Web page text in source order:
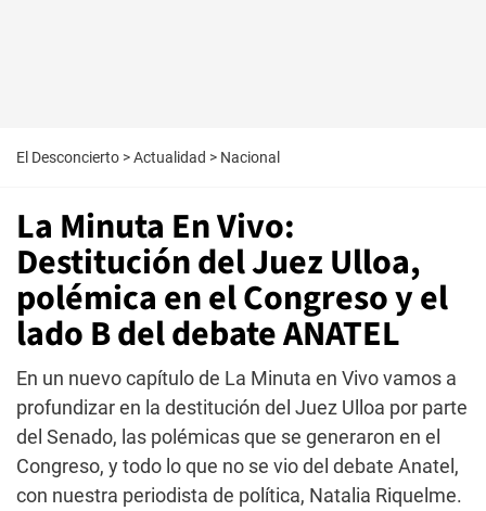
El Desconcierto >Actualidad > Nacional
La Minuta En Vivo:
Destitución del Juez Ulloa,
polémica en el Congreso y el
lado B del debate ANATEL
En un nuevo capítulo de La Minuta en Vivo vamos a
profundizar en la destitución del Juez Ulloa por parte
del Senado, las polémicas que se generaron en el
Congreso, y todo lo que no se vio del debate Anatel,
con nuestra periodista de política, Natalia Riquelme.